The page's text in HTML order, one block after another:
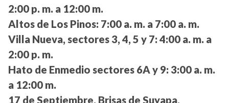
2:00 p. m. a 12:00 m.
Altos de Los Pinos: 7:00 a. m. a 7:00 a. m.
Villa Nueva, sectores 3, 4, 5 y 7: 4:00 a. m. a
2:00 p. m.
Hato de Enmedio sectores 6A y 9: 3:00 a. m.
a 12:00 m.
17 de Septiembre, Brisas de Suyapa,